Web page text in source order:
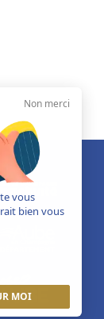
Non merci
vous
bien vous
MOI